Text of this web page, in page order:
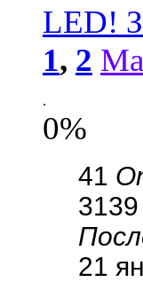
LED!
1, 2
.
0%
41
3139
21